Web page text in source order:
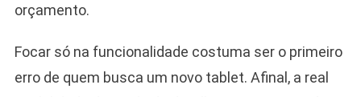
orçamento.
Focar só na funcionalidade costuma ser o primeiro
erro de quem busca um novo tablet. Afinal, a real